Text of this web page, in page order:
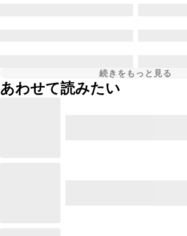
続きをもっと見る
あわせて読みたい